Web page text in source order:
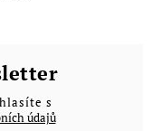
s
údajů